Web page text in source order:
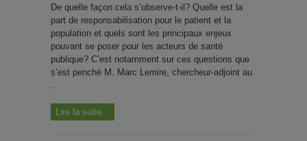
De quelle façon cela s’observe-t-il? Quelle est la
part de responsabilisation pour le patient et la
population et quels sont les principaux enjeux
pouvant se poser pour les acteurs de santé
publique? C’est notamment sur ces questions que
s’est penché M. Marc Lemire, chercheur-adjoint au
Lire la suite...